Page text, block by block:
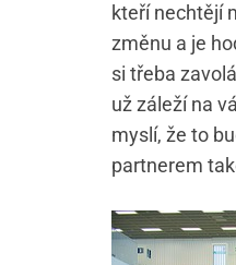
kteří nechtějí
změnu a je
si třeba
už záleží na
myslí, že to
partnerem